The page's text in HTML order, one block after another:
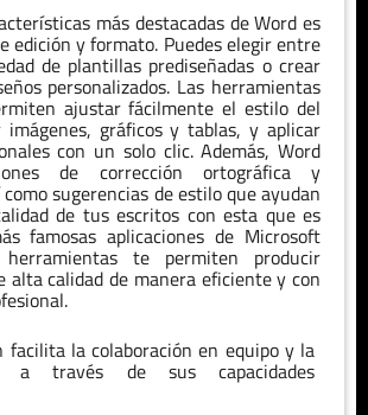
más destacadas de Word es
edición y formato. Puedes elegir entre
de plantillas prediseñadas o crear
personalizados. Las herramientas
ajustar fácilmente el estilo del
gráficos y tablas, y aplicar
con un solo clic. Además, Word
de corrección ortográfica y
sugerencias de estilo que ayudan
de tus escritos con esta que es
famosas aplicaciones de Microsoft
herramientas te permiten producir
alta calidad de manera eficiente y con
facilita la colaboración en equipo y la
a través de sus capacidades